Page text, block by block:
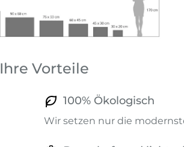
Ihre Vorteile
100% Ökologisch
Wir setzen nur die